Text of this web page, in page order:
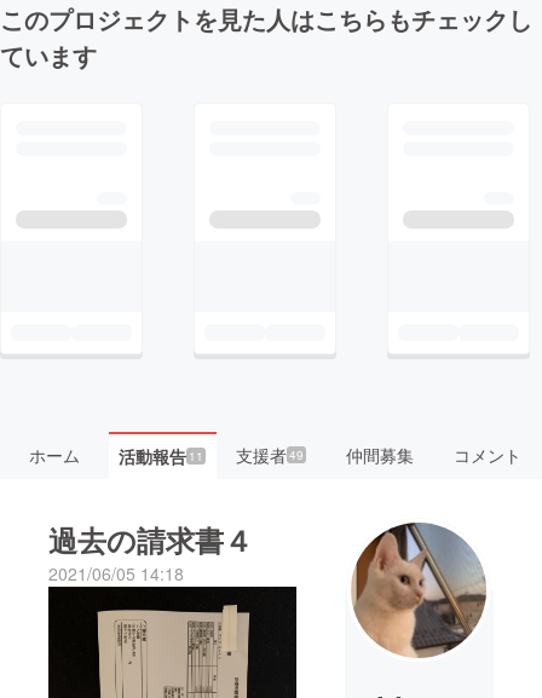
このプロジェクトを見た人はこちらもチェックし
ています
ホーム 活動報告11 支援者49 仲間募集 コメント
過去の請求書４
2021/06/05 14:18